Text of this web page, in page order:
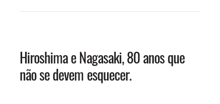
Hiroshima e Nagasaki, 80 anos que
não se devem esquecer.